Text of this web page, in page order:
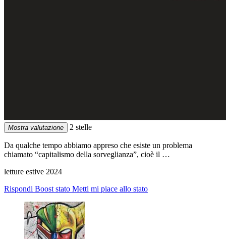
Mostra valutazione 2 stelle
Da qualche tempo abbiamo appreso che esiste un problema
chiamato “capitalismo della sorveglianza”, cioè il …
letture estive 2024
Rispondi Boost stato Metti mi piace allo stato